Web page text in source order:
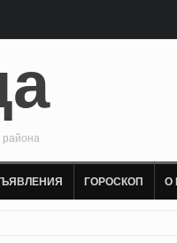
района
ГОРОСКОП О